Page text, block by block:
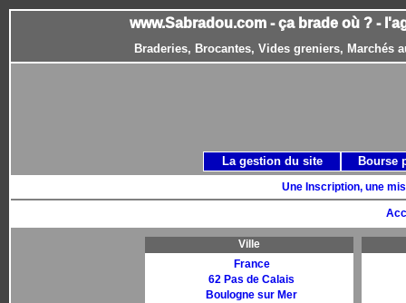
www.Sabradou.com - ça brade où ? -
Braderies, Brocantes, Vides greniers, Marchés
Une Inscription, une
Ville
France
62 Pas de Calais
Boulogne sur Mer
La gestion du site Bourse